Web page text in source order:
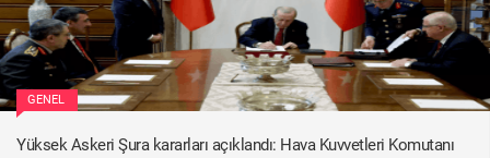
GENEL
Yüksek Askeri Şura kararları açıklandı: Hava Kuvvetleri Komutanı